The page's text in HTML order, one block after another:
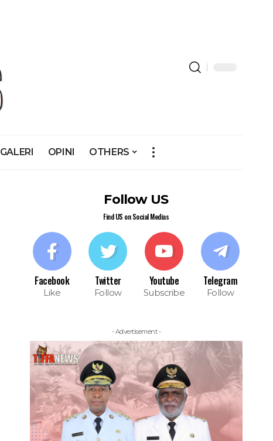
GALERI OPINI OTHERS
Follow US
Find US on Social Medias
Facebook
Like
Twitter
Follow
Youtube
Subscribe
Telegram
Follow
- Advertisement -